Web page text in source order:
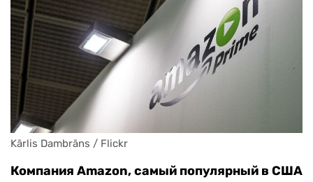
Kārlis Dambrāns / Flickr
Компания Amazon, самый популярный в США